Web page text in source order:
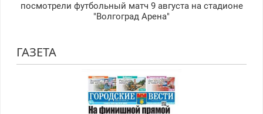
посмотрели футбольный матч 9 августа на стадионе
"Волгоград Арена"
ГАЗЕТА